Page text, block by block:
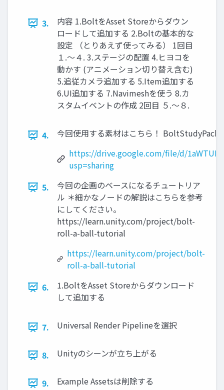
3.
内容 1.BoltをAsset Storeからダウン
ロードして追加する 2.Boltの基本的な
設定 （とりあえず使ってみる） 1回目
１.～４. 3.ステージの配置 4.ヒヨコを
動かす (アニメーション切り替え含む)
5.追従カメラ追加する 5.Item追加する
6.UI追加する 7.Navimeshを使う 8.カ
スタムイベントの作成 2回目 ５.～８.
4.
今回使用する素材はこちら！ BoltStudyPack
https://drive.google.com/file/d/
usp=sharing
5.
今回の企画のベースになるチュートリア
ル ＊細かなノードの解説はこちらを参考
にしてください。
https://learn.unity.com/project/bolt-
roll-a-ball-tutorial
https://learn.unity.com/project/bolt-
roll-a-ball-tutorial
6.
1.BoltをAsset Storeからダウンロード
して追加する
7. Universal Render Pipelineを選択
8. Unityのシーンが立ち上がる
9. Example Assetsは削除する